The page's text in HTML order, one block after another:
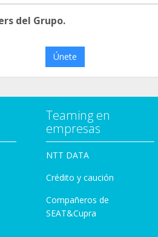
del Grupo.
Únete
Teaming en
empresas
NTT DATA
Crédito y caución
Compañeros de
SEAT&Cupra